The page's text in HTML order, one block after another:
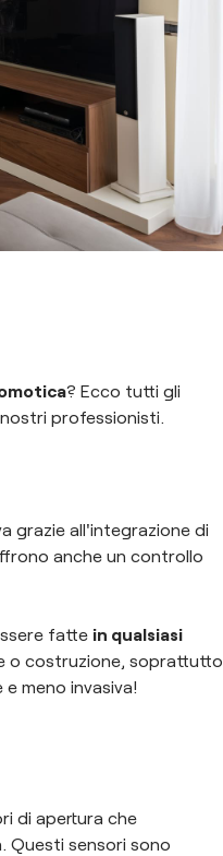
? Ecco tutti gli
professionisti.
grazie all'integrazione di
anche un controllo
fatte in qualsiasi
o costruzione, soprattutto
meno invasiva!
di apertura che
Questi sensori sono